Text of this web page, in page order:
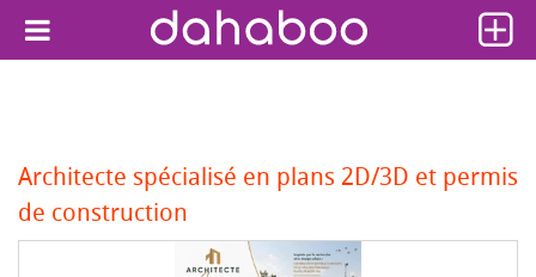
Architecte spécialisé en plans 2D/3D et permis
de construction